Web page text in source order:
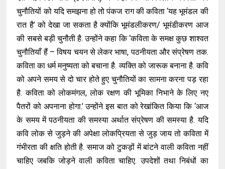
चुनौतियों को यदि समझना हो तो पंकज राग की कविता ‘यह भूमंडल की
रात है’ को देखा जा सकता है क्योंकि भूमंडलीकरण/ भूमंडीकरण आज
की सबसे बड़ी चुनौती है. उन्होंने कहा कि ‘कविता के समक्ष कुछ शाश्वत
चुनौतियाँ हैं – विषय चयन से लेकर भाषा, पठनीयता और संप्रेषण तक.
कविता का धर्म मनुष्यता को बचाना है. व्यक्ति को जारूक बनाना है. कवि
को अपने समय से दो चार होते हुए चुनौतियों का सामना करना पड़ रहा
है. कविता को लोकमंगल, लोक रक्षण की भूमिका निभाने के लिए नए
पैतरों को अपनाना होगा.’ उन्होंने इस बात को रेखांकित किया कि ‘आज
के समय में पठनीयता की समस्या अर्थात संप्रेषण की समस्या है. यदि
कवि लोक से जुड़ने की अपेक्षा लोकप्रियता से जुड़ जाय तो कविता में
गंभीरता की क्षति होती है. समाज को टुकड़ों में बांटने वाली कविता नहीं
चाहिए जबकि जोड़ने वाली कविता चाहिए. उपदेशों तथा निबंधों का